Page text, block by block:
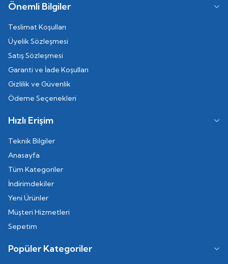
Önemli Bilgiler
Teslimat Koşulları
Üyelik Sözleşmesi
Satış Sözleşmesi
Garanti ve İade Koşulları
Gizlilik ve Güvenlik
Ödeme Seçenekleri
Hızlı Erişim
Teknik Bilgiler
Anasayfa
Tüm Kategoriler
İndirimdekiler
Yeni Ürünler
Müşteri Hizmetleri
Sepetim
Popüler Kategoriler